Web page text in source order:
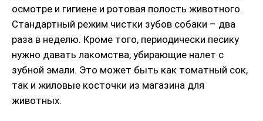
осмотре и гигиене и ротовая полость животного.
Стандартный режим чистки зубов собаки – два
раза в неделю. Кроме того, периодически песику
нужно давать лакомства, убирающие налет с
зубной эмали. Это может быть как томатный сок,
так и жиловые косточки из магазина для
животных.